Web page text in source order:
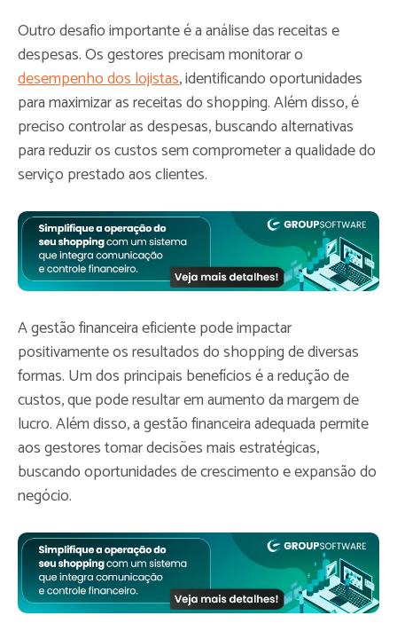
Outro desafio importante é a análise das receitas e
despesas. Os gestores precisam monitorar o
desempenho dos lojistas, identificando oportunidades
para maximizar as receitas do shopping. Além disso, é
preciso controlar as despesas, buscando alternativas
para reduzir os custos sem comprometer a qualidade do
serviço prestado aos clientes.
A gestão financeira eficiente pode impactar
positivamente os resultados do shopping de diversas
formas. Um dos principais benefícios é a redução de
custos, que pode resultar em aumento da margem de
lucro. Além disso, a gestão financeira adequada permite
aos gestores tomar decisões mais estratégicas,
buscando oportunidades de crescimento e expansão do
negócio.